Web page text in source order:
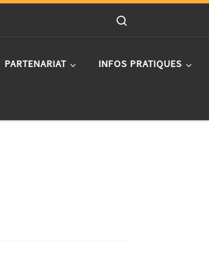
PARTENARIAT INFOS PRATIQUES